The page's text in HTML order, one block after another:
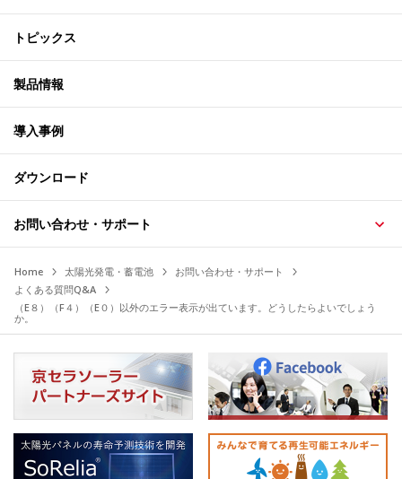
トピックス
製品情報
導入事例
ダウンロード
お問い合わせ・サポート
Home 太陽光発電・蓄電池
お問い合わせ・サポート
よくある質問Q&A
（E８）（F４）（E０）以外のエラー表示が出ています。どうしたらよいでしょう
か。